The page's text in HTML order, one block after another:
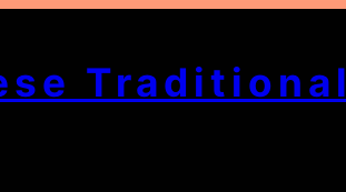
Traditional